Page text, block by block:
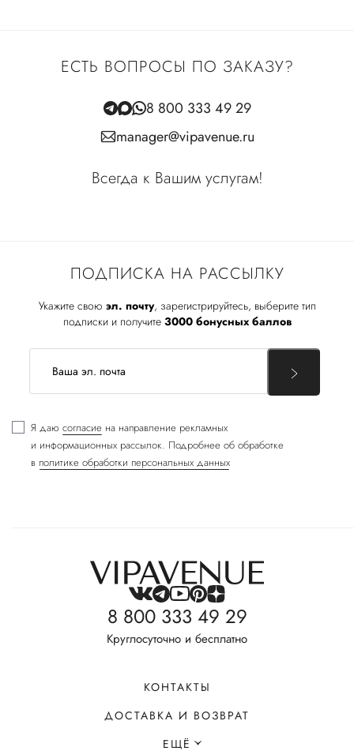
ПОДПИСКА НА РАССЫЛКУ
Укажите свою эл. почту, зарегистрируйтесь, выберите тип
подписки и получите 3000 бонусных баллов
Я даю согласие на направление рекламных
и информационных рассылок. Подробнее об обработке
в политике обработки персональных данных
ЕСТЬ ВОПРОСЫ ПО ЗАКАЗУ?
8 800 333 49 29
manager@vipavenue.ru
Всегда к Вашим услугам!
8 800 333 49 29
Круглосуточно и бесплатно
КОНТАКТЫ
ДОСТАВКА И ВОЗВРАТ
ЕЩЁ